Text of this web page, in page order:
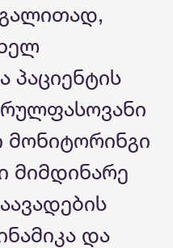
პაციენტის
მონიტორინგი
მიმდინარე
და